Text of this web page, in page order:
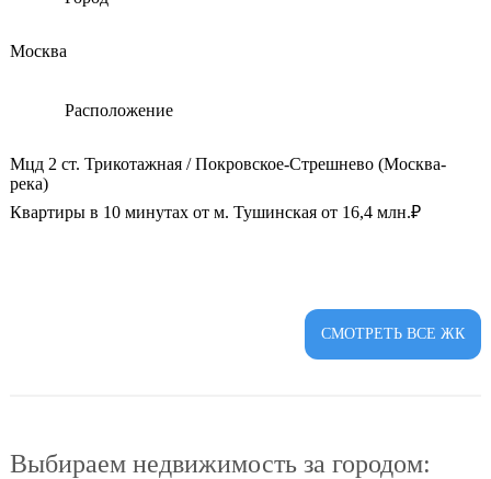
Москва
Расположение
Мцд 2 ст. Трикотажная / Покровское-Стрешнево (Москва-
река)
Квартиры в 10 минутах от м. Тушинская от 16,4 млн.₽
СМОТРЕТЬ ВСЕ ЖК
Выбираем недвижимость за городом: